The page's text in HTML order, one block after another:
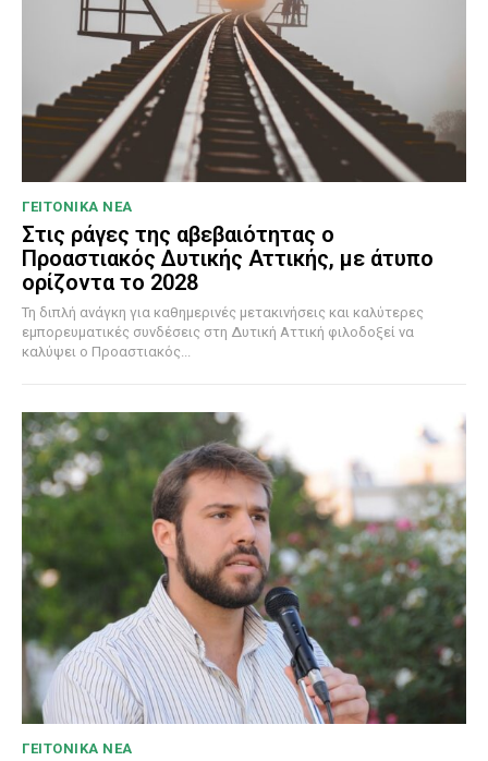
ΓΕΙΤΟΝΙΚΑ ΝΕΑ
Στις ράγες της αβεβαιότητας ο
Προαστιακός Δυτικής Αττικής, με άτυπο
ορίζοντα το 2028
Τη διπλή ανάγκη για καθημερινές μετακινήσεις και καλύτερες
εμπορευματικές συνδέσεις στη Δυτική Αττική φιλοδοξεί να
καλύψει ο Προαστιακός...
ΓΕΙΤΟΝΙΚΑ ΝΕΑ